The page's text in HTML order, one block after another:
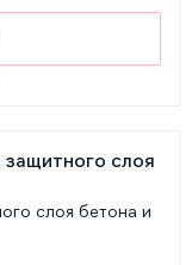
слоя бетона и